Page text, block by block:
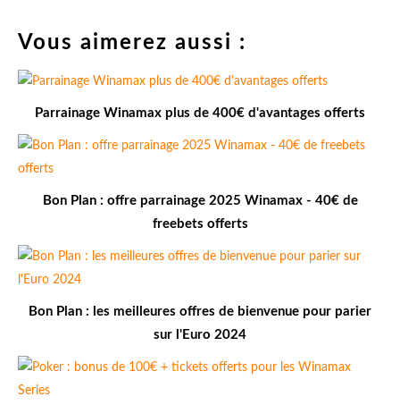
Vous aimerez aussi :
Parrainage Winamax plus de 400€ d'avantages offerts
Bon Plan : offre parrainage 2025 Winamax - 40€ de
freebets offerts
Bon Plan : les meilleures offres de bienvenue pour parier
sur l'Euro 2024